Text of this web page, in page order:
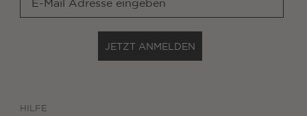
JETZT ANMELDEN
HILFE